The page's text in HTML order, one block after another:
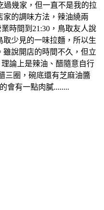
過幾家，但一直不是我的拉
的調味方法，辣油繞兩
時間到21:30，鳥取友人說
少見的一味拉麵，所以生
說開店的時間不久，但立
論上是辣油、醋隨意自行
三圈，碗底還有芝麻油醬
會有一點肉膩........